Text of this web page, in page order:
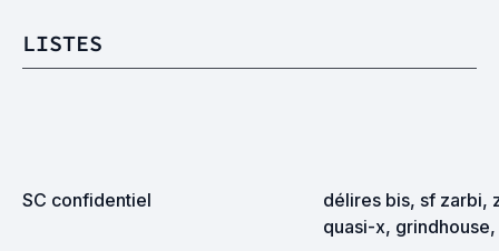
LISTES
SC confidentiel
délires bis, sf zarbi,
quasi-x,